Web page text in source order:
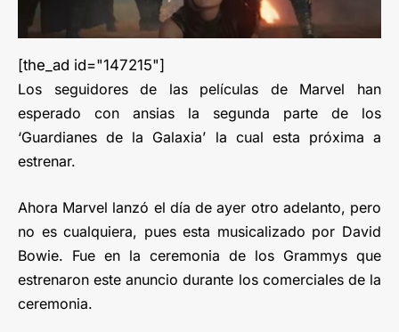
[the_ad id="147215"]
Los seguidores de las películas de Marvel han
esperado con ansias la segunda parte de los
‘Guardianes de la Galaxia’ la cual esta próxima a
estrenar.
Ahora Marvel lanzó el día de ayer otro adelanto, pero
no es cualquiera, pues esta musicalizado por David
Bowie. Fue en la ceremonia de los Grammys que
estrenaron este anuncio durante los comerciales de la
ceremonia.